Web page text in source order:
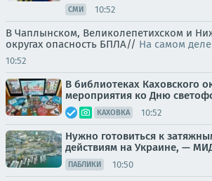
СМИ 10:52
В Чаплынском, Великолепетихском и
округах опасность БПЛА// На самом
10:52
В библиотеках Каховского
мероприятия ко Дню
КАХОВКА 10:52
Нужно готовиться к
действиям на Украине, —
ПАБЛИКИ 10:50